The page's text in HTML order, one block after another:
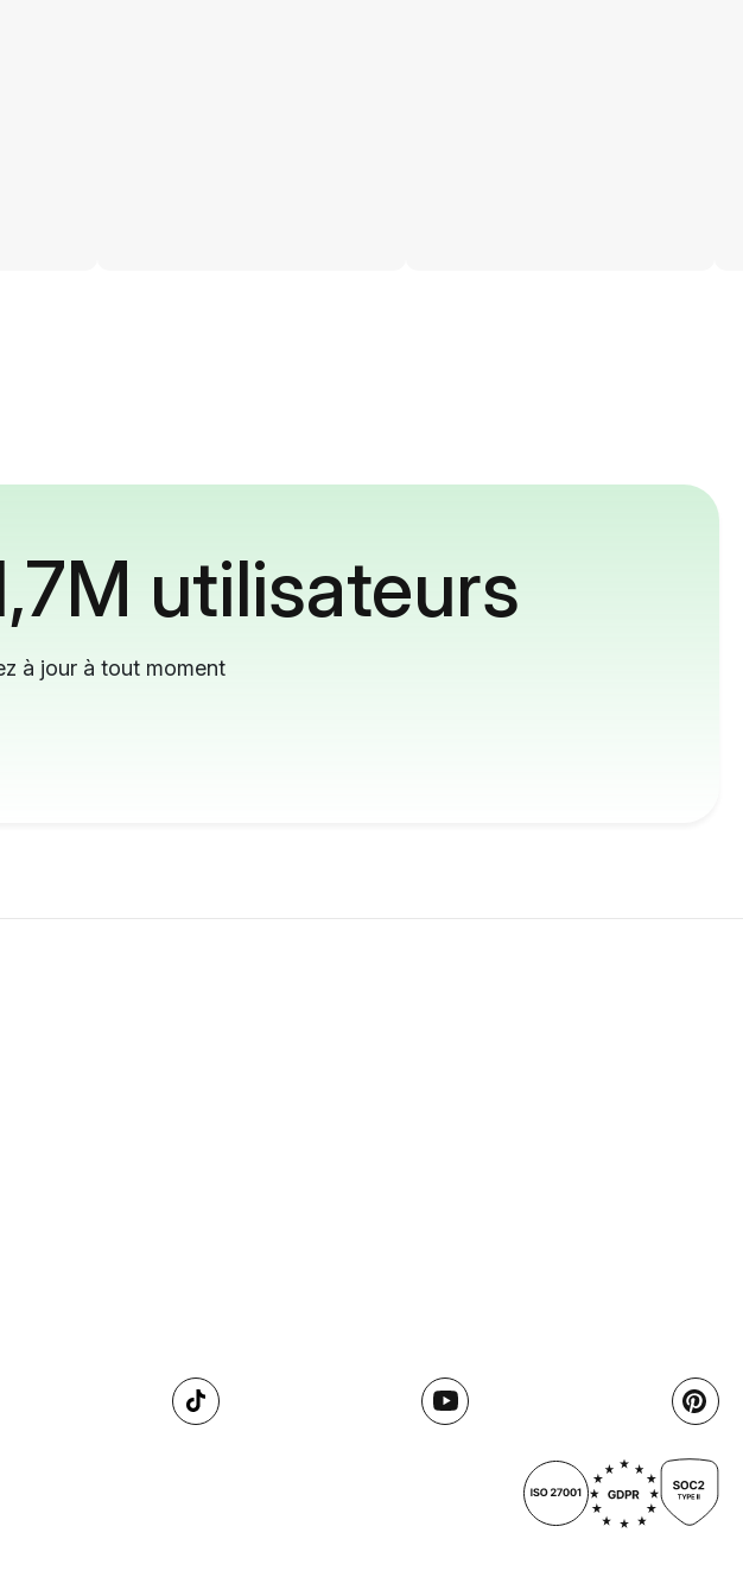
utilisateurs
à jour à tout moment